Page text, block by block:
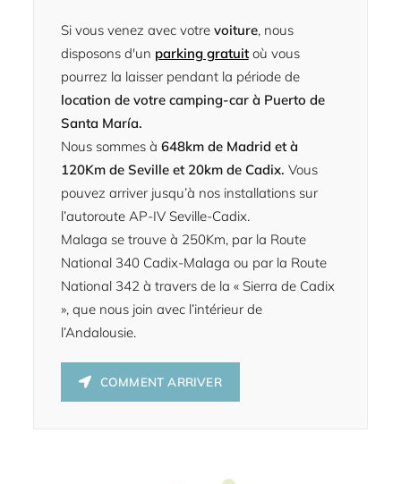
Si vous venez avec votre voiture, nous
disposons d'un parking gratuitoù vous
pourrez la laisser pendant la période de
location de votre camping-car à Puerto de
Santa María.
Nous sommes à 648km de Madrid et à
120Km de Seville et 20km de Cadix. Vous
pouvez arriver jusqu’à nos installations sur
l’autoroute AP-IV Seville-Cadix.
Malaga se trouve à 250Km, par la Route
National 340 Cadix-Malaga ou par la Route
National 342 à travers de la « Sierra de Cadix
», que nous join avec l’intérieur de
l’Andalousie.
COMMENT ARRIVER